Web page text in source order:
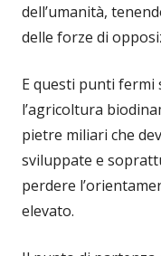
dell’umanità,
delle forze di
E questi punti fermi
l’agricoltura
pietre miliari che
sviluppate e
perdere
elevato.